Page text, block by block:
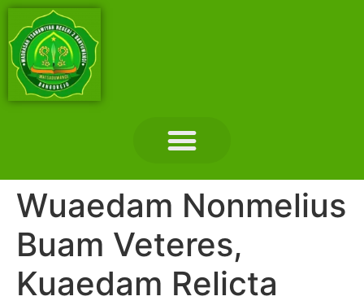
Wuaedam Nonmelius
Buam Veteres,
Kuaedam Relicta